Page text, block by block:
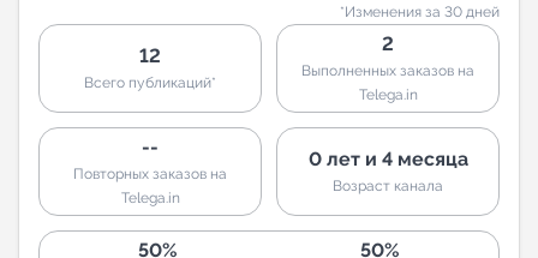
*Изменения за 30 дней
12
Всего публикаций*
2
Выполненных заказов на
Telega.in
--
Повторных заказов на
Telega.in
0 лет и 4 месяца
Возраст канала
50% 50%